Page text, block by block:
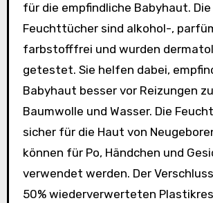
für die empfindliche Babyhaut. Die
Feuchttücher sind alkohol-,
farbstofffrei und wurden
getestet. Sie helfen dabei,
Babyhaut besser vor Reizungen
Baumwolle und Wasser. Die
sicher für die Haut von
können für Po, Händchen und
verwendet werden. Der
50% wiederverwerteten